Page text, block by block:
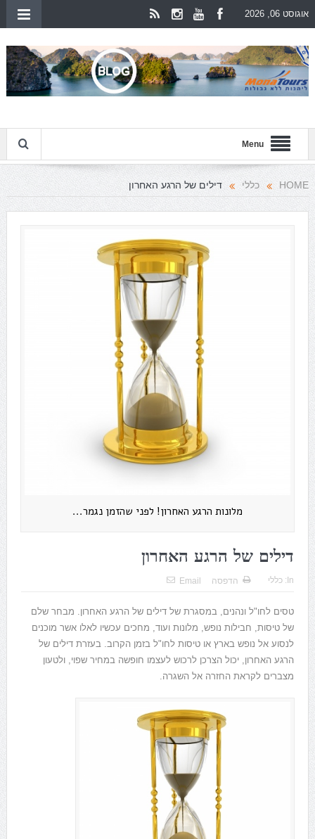
אוגוסט 06, 2026
Menu
HOME כללי דילים של הרגע האחרון
מלונות הרגע האחרון! לפני שהזמן נגמר...
דילים של הרגע האחרון
In: כללי הדפסה Email
טסים לחו"ל ונהנים, במסגרת של דילים של הרגע האחרון. מבחר שלם
של טיסות, חבילות נופש, מלונות ועוד, מחכים עכשיו לאלו אשר מוכנים
לנסוע אל נופש בארץ או טיסות לחו"ל בזמן הקרוב. בעזרת דילים של
הרגע האחרון, יכול הצרכן לרכוש לעצמו חופשה במחיר שפוי, ולטעון
מצברים לקראת החזרה אל השגרה.